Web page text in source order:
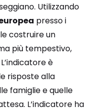
Utilizzando
presso i
costruire un
più tempestivo,
è
risposte alla
famiglie e quelle
L’indicatore ha